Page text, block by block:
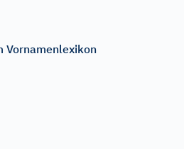
Vornamenlexikon